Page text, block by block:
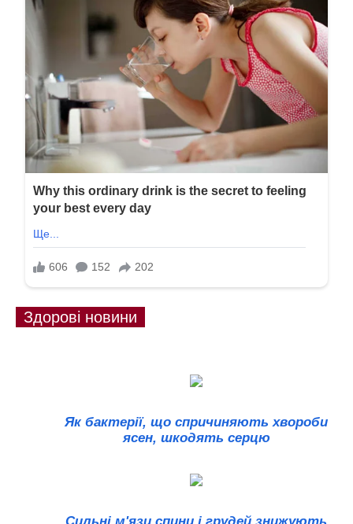
Здорові новини
Як бактерії, що спричиняють хвороби
ясен, шкодять серцю